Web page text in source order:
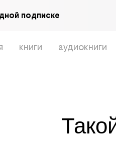
подписке
книги аудиокниги